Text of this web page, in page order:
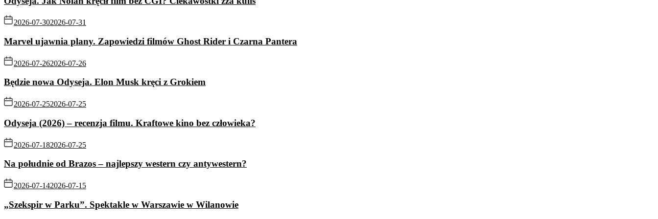
2026-07-302026-07-31
Marvel ujawnia plany. Zapowiedzi filmów Ghost Rider i Czarna Pantera
2026-07-262026-07-26
Będzie nowa Odyseja. Elon Musk kręci z Grokiem
2026-07-252026-07-25
Odyseja (2026) – recenzja filmu. Kraftowe kino bez człowieka?
2026-07-182026-07-25
Na południe od Brazos – najlepszy western czy antywestern?
2026-07-142026-07-15
„Szekspir w Parku”. Spektakle w Warszawie w Wilanowie